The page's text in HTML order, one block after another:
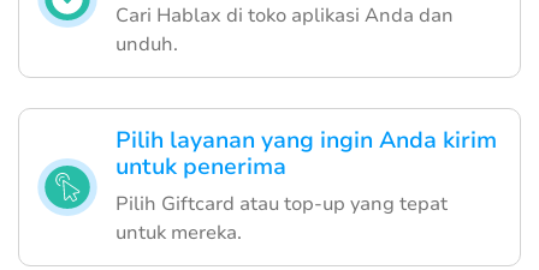
Cari Hablax di toko aplikasi Anda dan
unduh.
Pilih layanan yang ingin Anda kirim
untuk penerima
Pilih Giftcard atau top-up yang tepat
untuk mereka.